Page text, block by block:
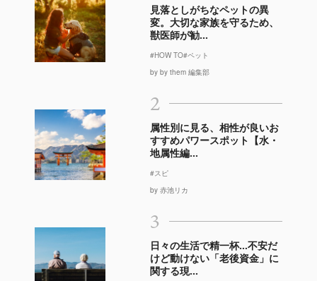
見落としがちなペットの異
変。大切な家族を守るため、
獣医師が勧...
#HOW TO#ペット
by by them 編集部
2
属性別に見る、相性が良いお
すすめパワースポット【水・
地属性編...
#スピ
by 赤池リカ
3
日々の生活で精一杯…不安だ
けど動けない「老後資金」に
関する現...